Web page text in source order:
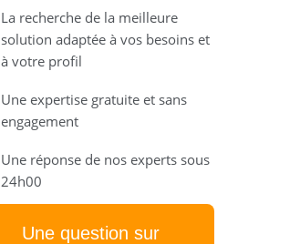
La recherche de la meilleure
solution adaptée à vos besoins et
à votre profil
Une expertise gratuite et sans
engagement
Une réponse de nos experts sous
24h00
Une question sur